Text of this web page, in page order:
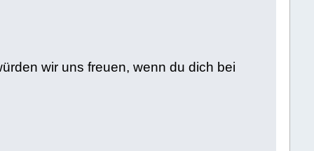
wir uns freuen, wenn du dich bei